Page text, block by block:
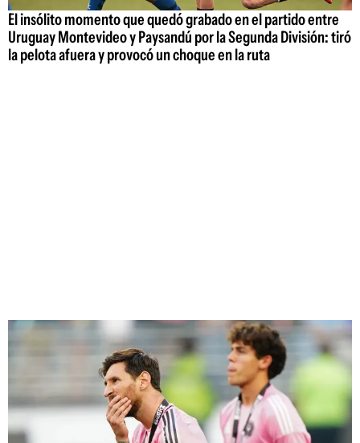
El insólito momento que quedó grabado en el partido entre
Uruguay Montevideo y Paysandú por la Segunda División: tiró
la pelota afuera y provocó un choque en la ruta